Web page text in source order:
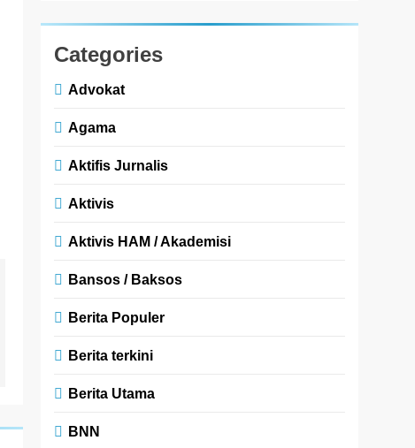
Categories
Advokat
Agama
Aktifis Jurnalis
Aktivis
Aktivis HAM / Akademisi
Bansos / Baksos
Berita Populer
Berita terkini
Berita Utama
BNN